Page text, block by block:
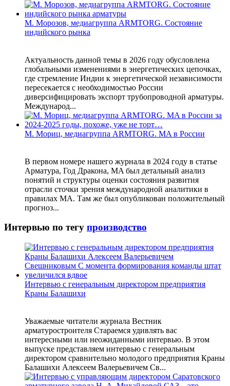
М. Морозов, медиагруппа ARMTORG. Состояние
индийского рынка
Актуальность данной темы в 2026 году обусловлена
глобальными изменениями в энергетических цепочках,
где стремление Индии к энергетической независимости
пересекается с необходимостью России
диверсифицировать экспорт трубопроводной арматуры.
Международ...
М. Мориц, медиагруппа ARMTORG. MA в России
В первом номере нашего журнала в 2024 году в статье
Арматура, Год Дракона, MA был детальный анализ
понятий и структуры оценки состояния развития
отрасли сточки зрения международной аналитики в
правилах MA. Там же был опубликован положительный
прогноз...
Интервью по тегу производство
Интервью с генеральным директором предприятия
Краны Балашихи
Уважаемые читатели журнала Вестник
арматуростроителя Стараемся удивлять вас
интересными или неожиданными интервью. В этом
выпуске представляем интервью с генеральным
директором сравнительно молодого предприятия Краны
Балашихи Алексеем Валерьевичем Св...